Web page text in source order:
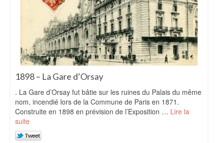
1898 – La Gare d’Orsay
. La Gare d’Orsay fut bâtie sur les ruines du Palais du même
nom, incendié lors de la Commune de Paris en 1871.
Construite en 1898 en prévision de l’Exposition … Lire la
suite